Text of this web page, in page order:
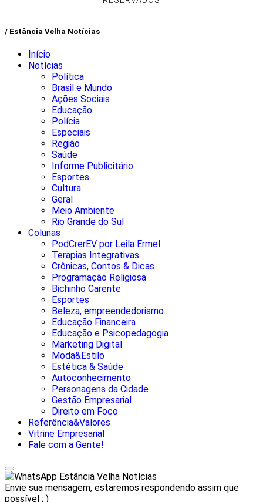
/ Estância Velha Notícias
Início
Notícias
Política
Brasil e Mundo
Ações Sociais
Educação
Polícia
Especiais
Região
Saúde
Informe Publicitário
Esportes
Cultura
Geral
Meio Ambiente
Rio Grande do Sul
Colunas
PodCrerEV por Leila Ermel
Terapias Integrativas
Crônicas, Contos & Dicas
Programação Religiosa
Bichinho Carente
Esportes
Beleza, empreendedorismo...
Educação Financeira
Educação e Psicopedagogia
Marketing Digital
Moda&Estilo
Estética & Saúde
Autoconhecimento
Personagens da Cidade
Gestão Empresarial
Direito em Foco
Referência&Valores
Vitrine Empresarial
Fale com a Gente!
Estância Velha Notícias
Envie sua mensagem, estaremos respondendo assim que
possível ; )